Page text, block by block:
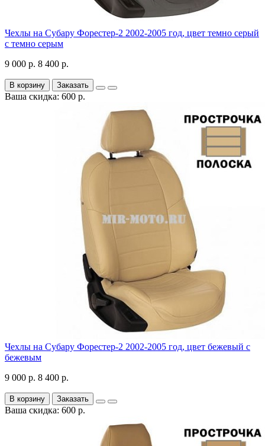
Чехлы на Субару Форестер-2 2002-2005 год, цвет темно серый
с темно серым
9 000 р. 8 400 р.
В корзину Заказать
Ваша скидка: 600 р.
Чехлы на Субару Форестер-2 2002-2005 год, цвет бежевый с
бежевым
9 000 р. 8 400 р.
В корзину Заказать
Ваша скидка: 600 р.